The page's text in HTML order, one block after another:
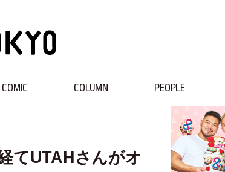
COMIC COLUMN PEOPLE
てUTAHさんがオ